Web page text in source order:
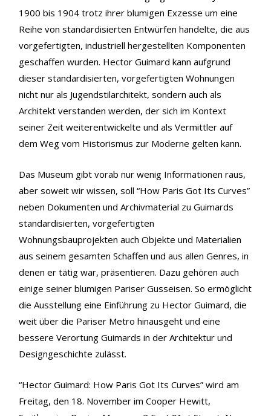
1900 bis 1904 trotz ihrer blumigen Exzesse um eine
Reihe von standardisierten Entwürfen handelte, die aus
vorgefertigten, industriell hergestellten Komponenten
geschaffen wurden. Hector Guimard kann aufgrund
dieser standardisierten, vorgefertigten Wohnungen
nicht nur als Jugendstilarchitekt, sondern auch als
Architekt verstanden werden, der sich im Kontext
seiner Zeit weiterentwickelte und als Vermittler auf
dem Weg vom Historismus zur Moderne gelten kann.
Das Museum gibt vorab nur wenig Informationen raus,
aber soweit wir wissen, soll “How Paris Got Its Curves”
neben Dokumenten und Archivmaterial zu Guimards
standardisierten, vorgefertigten
Wohnungsbauprojekten auch Objekte und Materialien
aus seinem gesamten Schaffen und aus allen Genres, in
denen er tätig war, präsentieren. Dazu gehören auch
einige seiner blumigen Pariser Gusseisen. So ermöglicht
die Ausstellung eine Einführung zu Hector Guimard, die
weit über die Pariser Metro hinausgeht und eine
bessere Verortung Guimards in der Architektur und
Designgeschichte zulässt.
“Hector Guimard: How Paris Got Its Curves” wird am
Freitag, den 18. November im Cooper Hewitt,